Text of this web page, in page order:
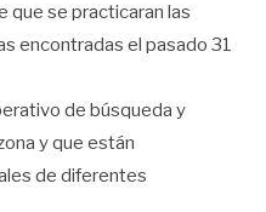
que se practicaran las
encontradas el pasado 31
de búsqueda y
y que están
de diferentes